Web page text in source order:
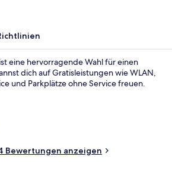
eine hervorragende Wahl für einen
dich auf Gratisleistungen wie WLAN,
und Parkplätze ohne Service freuen.
Bewertungen anzeigen